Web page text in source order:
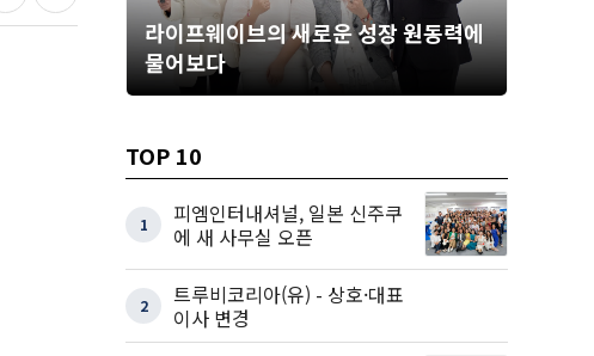
라이프웨이브의 새로운 성장 원동력에
물어보다
TOP 10
1
피엠인터내셔널, 일본 신주쿠
에 새 사무실 오픈
2
트루비코리아(유) - 상호·대표
이사 변경